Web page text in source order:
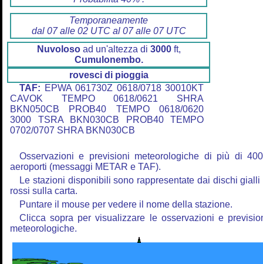
Temporaneamente
dal 07 alle 02 UTC al 07 alle 07 UTC
Nuvolosoad un'altezza di 3000ft,
Cumulonembo.
rovesci di pioggia
TAF: EPWA 061730Z 0618/0718 30010KT
CAVOK TEMPO 0618/0621 SHRA
BKN050CB PROB40 TEMPO 0618/0620
3000 TSRA BKN030CB PROB40 TEMPO
0702/0707 SHRA BKN030CB
Osservazioni e previsioni meteorologiche di più di
aeroporti (messaggi METAR e TAF).
Le stazioni disponibili sono rappresentate dai dischi gialli
rossi sulla carta.
Puntare il mouse per vedere il nome della stazione.
Clicca sopra per visualizzare le osservazioni e
meteorologiche.